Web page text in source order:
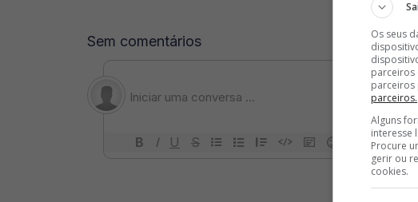
Os seus
parceiros
parceiros
parceiros.
Alguns
interesse
Procure
gerir ou
cookies.